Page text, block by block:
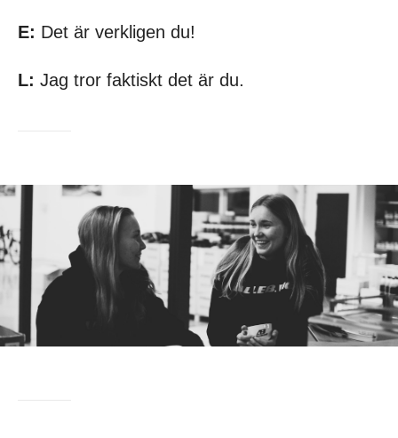
E: Det är verkligen du!
L: Jag tror faktiskt det är du.